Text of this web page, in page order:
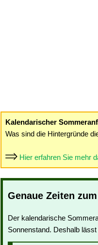
Kalendarischer
Was sind die Hintergründe
Hier erfahren Sie mehr
Genaue Zeiten
Der kalendarische
Sonnenstand. Deshalb